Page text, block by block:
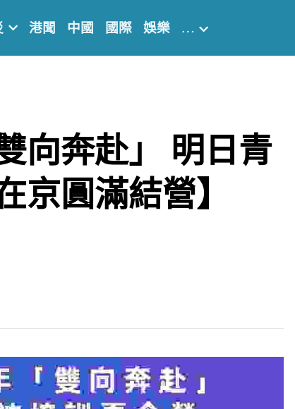
港聞 中國 國際 娛樂 …
向奔赴」 明日青
京圓滿結營】